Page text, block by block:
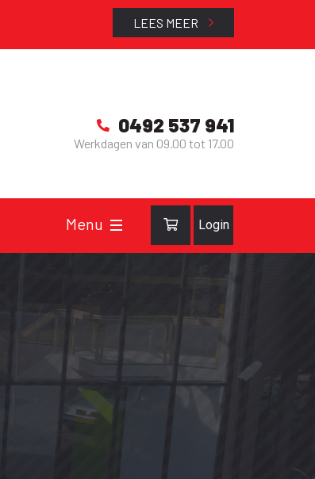
LEES MEER
0492 537 941
Werkdagen van 09.00 tot 17.00
Login